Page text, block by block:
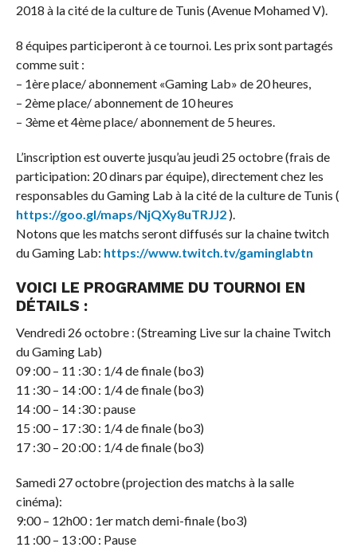
2018 à la cité de la culture de Tunis (Avenue Mohamed V).
8 équipes participeront à ce tournoi. Les prix sont partagés
comme suit :
– 1ère place/ abonnement «Gaming Lab» de 20 heures,
– 2ème place/ abonnement de 10 heures
– 3ème et 4ème place/ abonnement de 5 heures.
L’inscription est ouverte jusqu’au jeudi 25 octobre (frais de
participation: 20 dinars par équipe), directement chez les
responsables du Gaming Lab à la cité de la culture de Tunis (
https://goo.gl/maps/NjQXy8uTRJJ2).
Notons que les matchs seront diffusés sur la chaine twitch
du Gaming Lab: https://www.twitch.tv/gaminglabtn
VOICI LE PROGRAMME DU TOURNOI EN
DÉTAILS :
Vendredi 26 octobre : (Streaming Live sur la chaine Twitch
du Gaming Lab)
09 :00 – 11 :30 : 1/4 de finale (bo3)
11 :30 – 14 :00 : 1/4 de finale (bo3)
14 :00 – 14 :30 : pause
15 :00 – 17 :30 : 1/4 de finale (bo3)
17 :30 – 20 :00 : 1/4 de finale (bo3)
Samedi 27 octobre (projection des matchs à la salle
cinéma):
9:00 – 12h00 : 1er match demi-finale (bo3)
11 :00 – 13 :00 : Pause